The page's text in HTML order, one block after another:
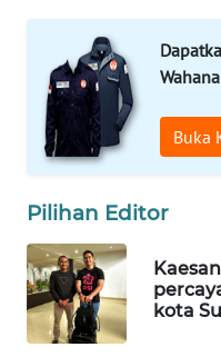
Buka
Pilihan Editor
kota
WAHANA
SPORT
WAHANA
UMKM
WAHANA
SELEB
WAHANA
PERSONA
WAHANA